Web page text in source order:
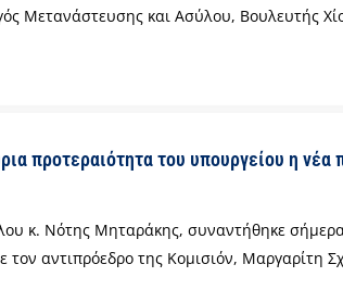
Μετανάστευσης και Ασύλου, Βουλευτής
προτεραιότητα του υπουργείου η νέα
κ. Νότης Μηταράκης, συναντήθηκε
αντιπρόεδρο της Κομισιόν, Μαργαρίτη